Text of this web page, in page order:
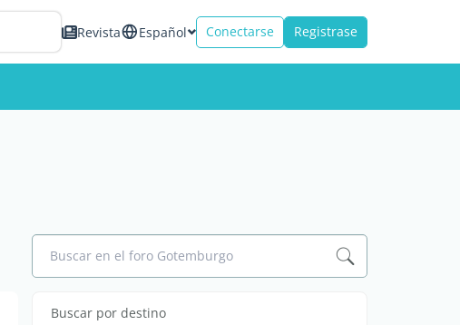
Revista Español Conectarse Registrase
Buscar en el foro Gotemburgo
Buscar por destino